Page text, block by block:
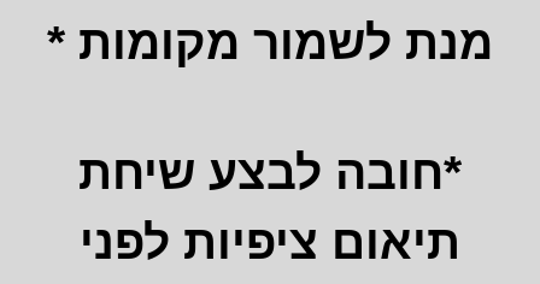
מנת לשמור מקומות *
*חובה לבצע שיחת
תיאום ציפיות לפני